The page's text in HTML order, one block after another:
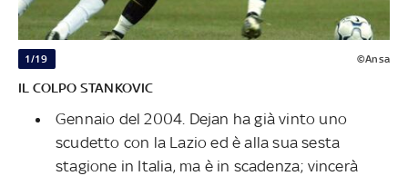
1/19 ©Ansa
IL COLPO STANKOVIC
Gennaio del 2004. Dejan ha già vinto uno
scudetto con la Lazio ed è alla sua sesta
stagione in Italia, ma è in scadenza; vincerà